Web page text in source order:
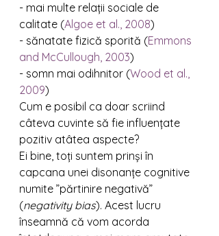
- mai multe relații sociale de
calitate (Algoe et al., 2008)
- sănatate fizică sporită (Emmons
and McCullough, 2003)
- somn mai odihnitor (Wood et al.,
2009)
Cum e posibil ca doar scriind
câteva cuvinte să fie influențate
pozitiv atâtea aspecte?
Ei bine, toți suntem prinși în
capcana unei disonanțe cognitive
numite ”părtinire negativă”
(negativity bias). Acest lucru
înseamnă că vom acorda